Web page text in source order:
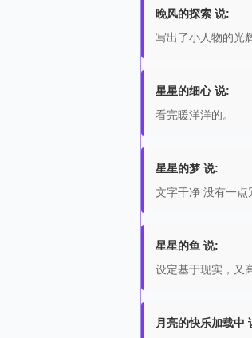
晚风的探索 说:
写出了小人物的光
星星的细心 说:
看完暖洋洋的。
星星的梦 说:
文字干净 没有一点
星星的鱼 说:
设定基于现实，又
月亮的快乐加载中